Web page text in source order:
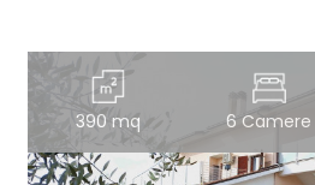
390 mq 6 Camere